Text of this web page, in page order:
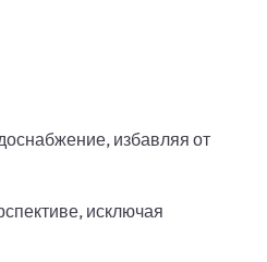
избавляя от
исключая